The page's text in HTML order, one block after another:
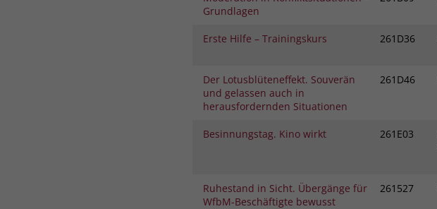
Grundlagen
Erste Hilfe – Trainingskurs 261D36
Der Lotusblüteneffekt. Souverän
und gelassen auch in
herausfordernden Situationen
261D46
Besinnungstag. Kino wirkt 261E03
Ruhestand in Sicht. Übergänge für
WfbM-Beschäftigte bewusst
261527